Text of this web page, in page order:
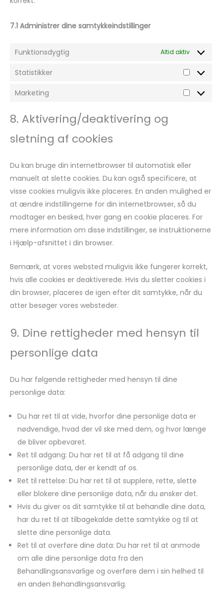
7.1 Administrer dine samtykkeindstillinger
Funktionsdygtig Altid aktiv
Statistikker
Marketing
8. Aktivering/deaktivering og
sletning af cookies
Du kan bruge din internetbrowser til automatisk eller
manuelt at slette cookies. Du kan også specificere, at
visse cookies muligvis ikke placeres. En anden mulighed er
at ændre indstillingerne for din internetbrowser, så du
modtager en besked, hver gang en cookie placeres. For
mere information om disse indstillinger, se instruktionerne
i Hjælp-afsnittet i din browser.
Bemærk, at vores websted muligvis ikke fungerer korrekt,
hvis alle cookies er deaktiverede. Hvis du sletter cookies i
din browser, placeres de igen efter dit samtykke, når du
atter besøger vores websteder.
9. Dine rettigheder med hensyn til
personlige data
Du har følgende rettigheder med hensyn til dine
personlige data:
Du har ret til at vide, hvorfor dine personlige data er
nødvendige, hvad der vil ske med dem, og hvor længe
de bliver opbevaret.
Ret til adgang: Du har ret til at få adgang til dine
personlige data, der er kendt af os.
Ret til rettelse: Du har ret til at supplere, rette, slette
eller blokere dine personlige data, når du ønsker det.
Hvis du giver os dit samtykke til at behandle dine data,
har du ret til at tilbagekalde dette samtykke og til at
slette dine personlige data.
Ret til at overføre dine data: Du har ret til at anmode
om alle dine personlige data fra den
Behandlingsansvarlige og overføre dem i sin helhed til
en anden Behandlingsansvarlig.